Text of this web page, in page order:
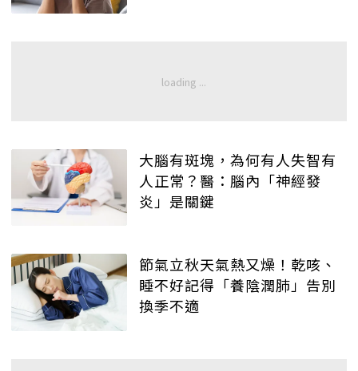
大腦有斑塊，為何有人失智有
人正常？醫：腦內「神經發
炎」是關鍵
節氣立秋天氣熱又燥！乾咳、
睡不好記得「養陰潤肺」告別
換季不適